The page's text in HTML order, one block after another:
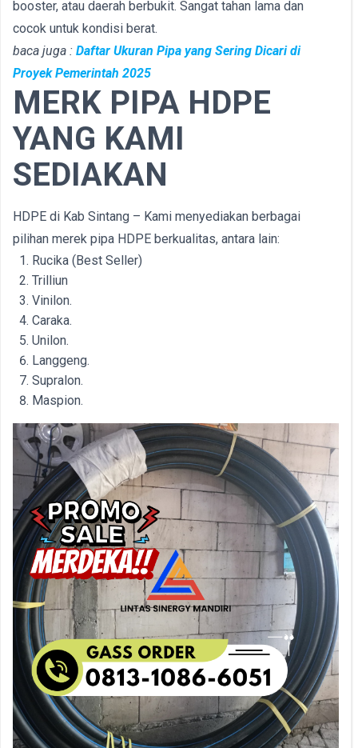
booster, atau daerah berbukit. Sangat tahan lama dan
cocok untuk kondisi berat.
baca juga : Daftar Ukuran Pipa yang Sering Dicari di
Proyek Pemerintah 2025
MERK PIPA HDPE
YANG KAMI
SEDIAKAN
HDPE di Kab Sintang – Kami menyediakan berbagai
pilihan merek pipa HDPE berkualitas, antara lain:
Rucika (Best Seller)
Trilliun
Vinilon.
Caraka.
Unilon.
Langgeng.
Supralon.
Maspion.